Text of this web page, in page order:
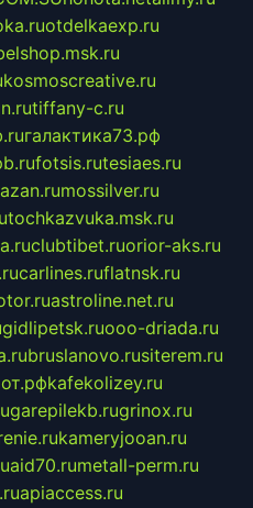
otdelkaexp.ru
kosmoscreative.ru
tiffany-c.ru
галактика73.рф
fotsis.rutesiaes.ru
mossilver.ru
tochkazvuka.msk.ru
clubtibet.ruorior-aks.ru
carlines.ruflatnsk.ru
astroline.net.ru
gidlipetsk.ruooo-driada.ru
bruslanovo.rusiterem.ru
kafekolizey.ru
grinox.ru
kameryjooan.ru
aid70.rumetall-perm.ru
apiaccess.ru